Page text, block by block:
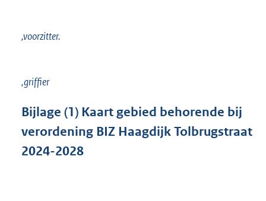
,voorzitter.
,griffier
Bijlage (1) Kaart gebied behorende bij
verordening BIZ Haagdijk Tolbrugstraat
2024-2028